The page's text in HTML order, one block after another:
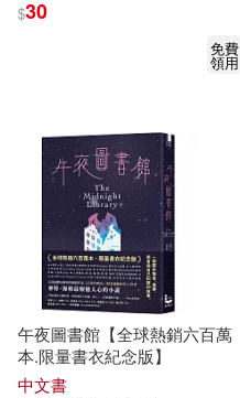
$30
免費
領用
午夜圖書館【全球熱銷六百萬
本.限量書衣紀念版】
中文書